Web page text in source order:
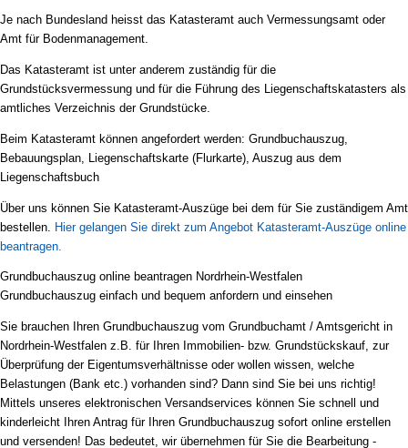
Je nach Bundesland heisst das Katasteramt auch Vermessungsamt oder
Amt für Bodenmanagement.
Das Katasteramt ist unter anderem zuständig für die
Grundstücksvermessung und für die Führung des Liegenschaftskatasters als
amtliches Verzeichnis der Grundstücke.
Beim Katasteramt können angefordert werden: Grundbuchauszug,
Bebauungsplan, Liegenschaftskarte (Flurkarte), Auszug aus dem
Liegenschaftsbuch
Über uns können Sie Katasteramt-Auszüge bei dem für Sie zuständigem Amt
bestellen. Hier gelangen Sie direkt zum Angebot Katasteramt-Auszüge online
beantragen.
Grundbuchauszug online beantragen Nordrhein-Westfalen
Grundbuchauszug einfach und bequem anfordern und einsehen
Sie brauchen Ihren Grundbuchauszug vom Grundbuchamt / Amtsgericht in
Nordrhein-Westfalen z.B. für Ihren Immobilien- bzw. Grundstückskauf, zur
Überprüfung der Eigentumsverhältnisse oder wollen wissen, welche
Belastungen (Bank etc.) vorhanden sind? Dann sind Sie bei uns richtig!
Mittels unseres elektronischen Versandservices können Sie schnell und
kinderleicht Ihren Antrag für Ihren Grundbuchauszug sofort online erstellen
und versenden! Das bedeutet, wir übernehmen für Sie die Bearbeitung -